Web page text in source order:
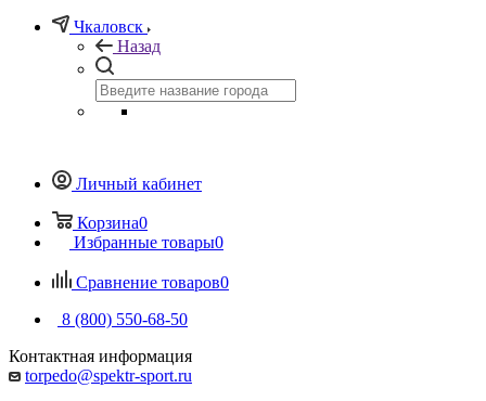
Чкаловск
Назад
Личный кабинет
Корзина0
Избранные товары0
Сравнение товаров0
8 (800) 550-68-50
Контактная информация
torpedo@spektr-sport.ru